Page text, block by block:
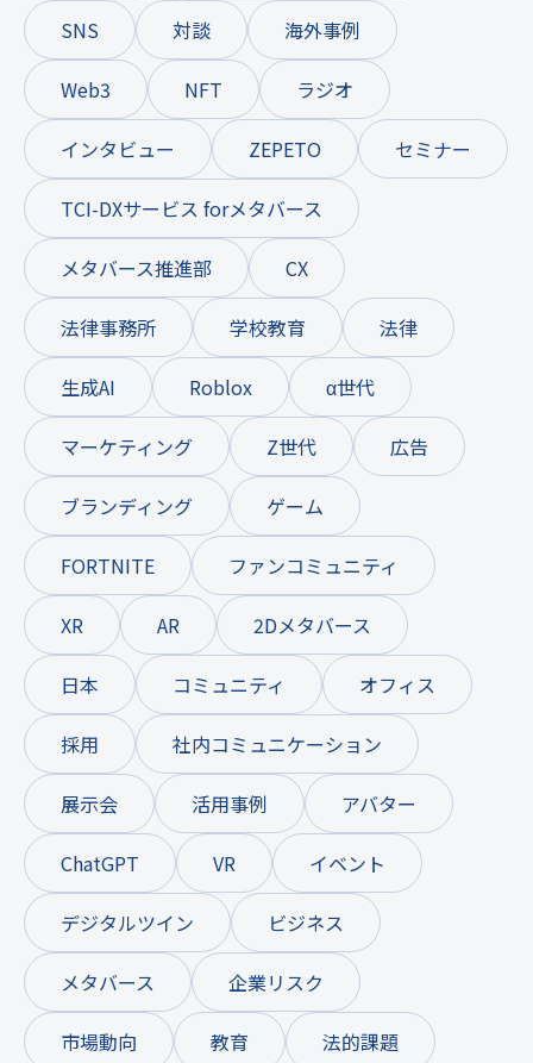
SNS 対談 海外事例
Web3 NFT ラジオ
インタビュー ZEPETO セミナー
TCI-DXサービス forメタバース
メタバース推進部 CX
法律事務所 学校教育 法律
生成AI Roblox α世代
マーケティング Z世代 広告
ブランディング ゲーム
FORTNITE ファンコミュニティ
XR AR 2Dメタバース
日本 コミュニティ オフィス
採用 社内コミュニケーション
展示会 活用事例 アバター
ChatGPT VR イベント
デジタルツイン ビジネス
メタバース 企業リスク
市場動向 教育 法的課題